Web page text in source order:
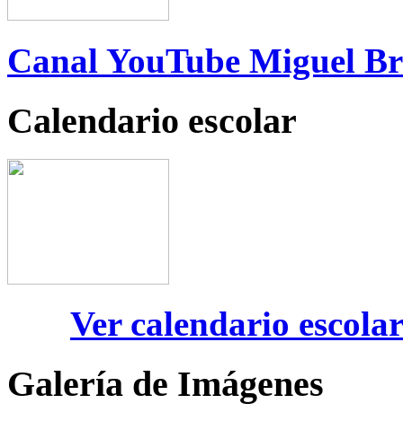
Canal YouTube Miguel
Calendario escolar
Ver calendario escolar
Galería de Imágenes